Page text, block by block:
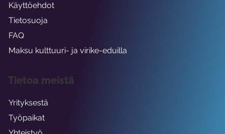
Käyttöehdot
Tietosuoja
FAQ
Maksu kulttuuri- ja virike-eduilla
Tietoa meistä
Yrityksestä
Työpaikat